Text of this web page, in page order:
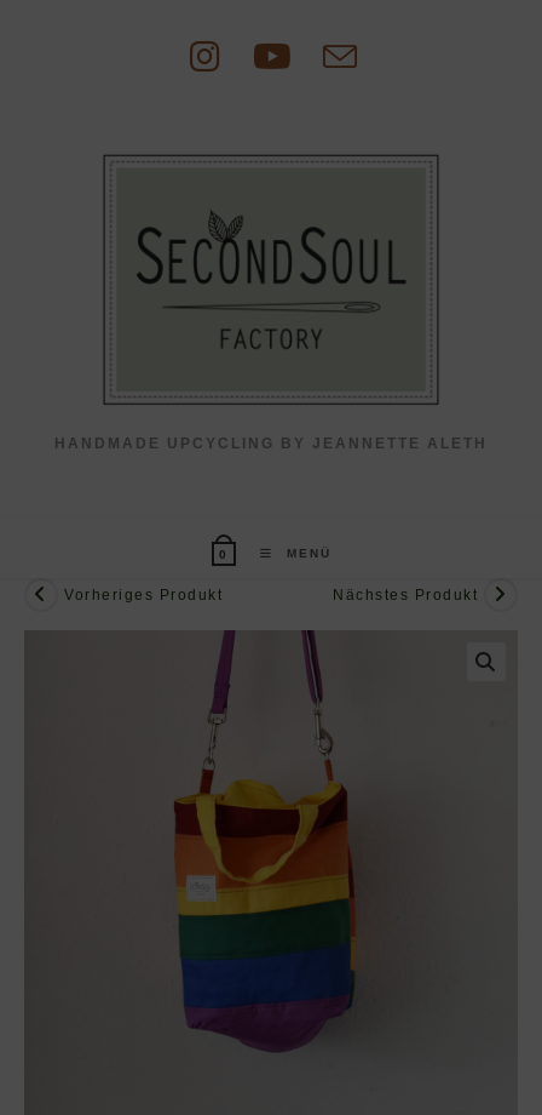
HANDMADE UPCYCLING BY JEANNETTE ALETH
0 MENÜ
Vorheriges Produkt Nächstes Produkt